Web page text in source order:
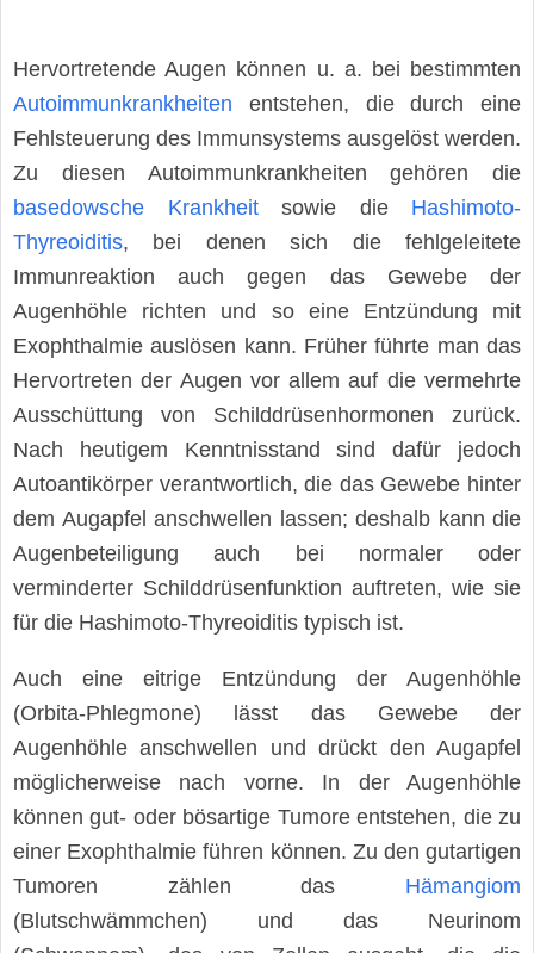
Hervortretende Augen können u. a. bei bestimmten
Autoimmunkrankheiten entstehen, die durch eine
Fehlsteuerung des Immunsystems ausgelöst werden.
Zu diesen Autoimmunkrankheiten gehören die
basedowsche Krankheitsowie die Hashimoto-
Thyreoiditis, bei denen sich die fehlgeleitete
Immunreaktion auch gegen das Gewebe der
Augenhöhle richten und so eine Entzündung mit
Exophthalmie auslösen kann. Früher führte man das
Hervortreten der Augen vor allem auf die vermehrte
Ausschüttung von Schilddrüsenhormonen zurück.
Nach heutigem Kenntnisstand sind dafür jedoch
Autoantikörper verantwortlich, die das Gewebe hinter
dem Augapfel anschwellen lassen; deshalb kann die
Augenbeteiligung auch bei normaler oder
verminderter Schilddrüsenfunktion auftreten, wie sie
für die Hashimoto-Thyreoiditis typisch ist.
Auch eine eitrige Entzündung der Augenhöhle
(Orbita-Phlegmone) lässt das Gewebe der
Augenhöhle anschwellen und drückt den Augapfel
möglicherweise nach vorne. In der Augenhöhle
können gut- oder bösartige Tumore entstehen, die zu
einer Exophthalmie führen können. Zu den gutartigen
Tumoren zählen das Hämangiom
(Blutschwämmchen) und das Neurinom